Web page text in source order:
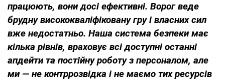
працюють, вони досі ефективні. Ворог веде
брудну висококваліфіковану гру і власних сил
вже недостатньо. Наша система безпеки має
кілька рівнів, враховує всі доступні останні
апдейти та постійну роботу з персоналом, але
ми — не контррозвідка і не маємо тих ресурсів